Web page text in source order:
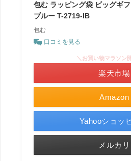
包む ラッピング袋 ビッグギ
ブルー T-2719-IB
包む
口コミを見る
Amazon
＼お買い物マラソン
楽天市場
Yahooショッ
メルカリ